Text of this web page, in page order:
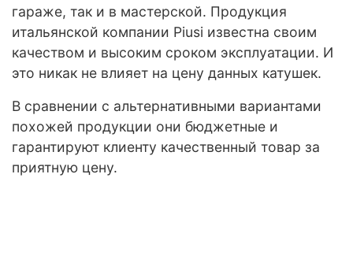
гараже, так и в мастерской. Продукция
итальянской компании Piusi известна своим
качеством и высоким сроком эксплуатации. И
это никак не влияет на цену данных катушек.
В сравнении с альтернативными вариантами
похожей продукции они бюджетные и
гарантируют клиенту качественный товар за
приятную цену.